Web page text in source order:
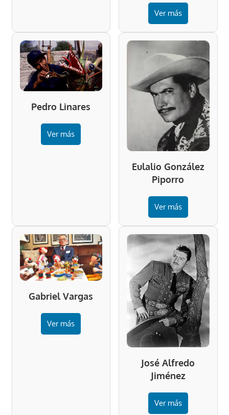
Ver más
Pedro Linares
Ver más
Eulalio González
Piporro
Ver más
Gabriel Vargas
Ver más
José Alfredo
Jiménez
Ver más